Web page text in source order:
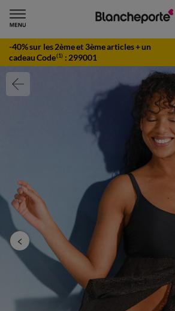
-40% sur les 2ème et 3ème articles + un
cadeau Code(1) : 299001